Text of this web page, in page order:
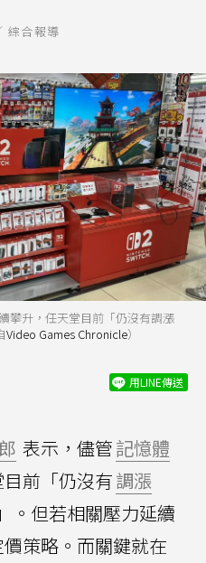
綜合報導
攀升，任天堂目前「仍沒有調漲
Video Games Chronicle）
用LINE傳送
表示，儘管記憶體
前「仍沒有調漲
。但若相關壓力延續
策略。而關鍵就在